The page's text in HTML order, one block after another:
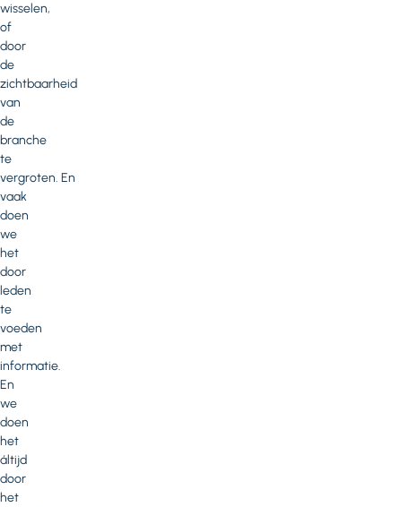
wisselen,
of
door
de
zichtbaarheid
van
de
branche
te
vergroten. En
vaak
doen
we
het
door
leden
te
voeden
met
informatie.
En
we
doen
het
áltijd
door
het